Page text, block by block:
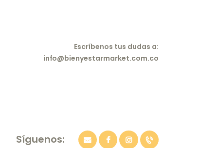
Escríbenos tus dudas a:
info@bienyestarmarket.com.co
Síguenos: